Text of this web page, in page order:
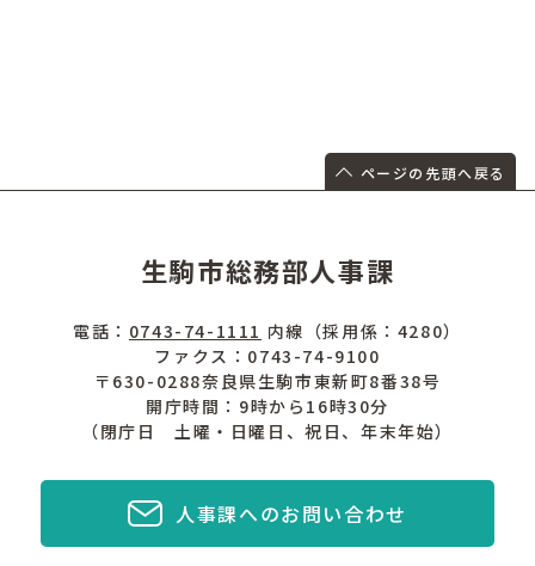
ページの先頭へ戻る
生駒市総務部人事課
電話： 0743-74-1111 内線（採用係：4280）
ファクス：0743-74-9100
〒630-0288奈良県生駒市東新町8番38号
開庁時間：9時から16時30分
（閉庁日 土曜・日曜日、祝日、年末年始）
人事課へのお問い合わせ